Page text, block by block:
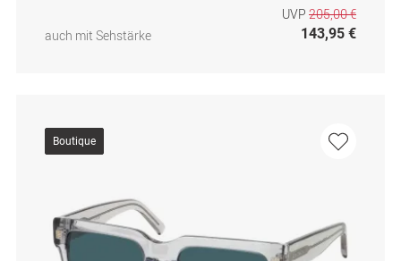
auch mit Sehstärke
UVP 205,00 €
143,95 €
Boutique